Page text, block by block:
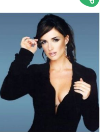
PARAMOUNT+
INTERVISTE
RUBRICHE